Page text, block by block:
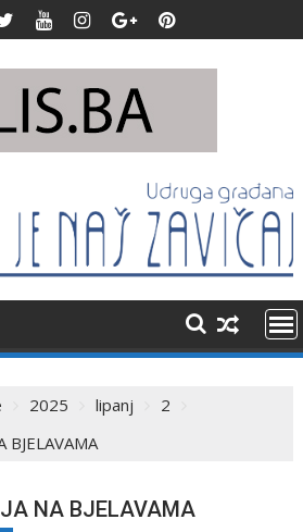
2025 lipanj
2
BJELAVAMA
NA BJELAVAMA